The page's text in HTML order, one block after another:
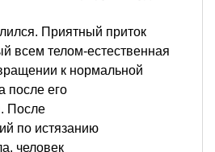
Приятный приток
всем телом-естественная
к нормальной
после его
После
по истязанию
человек